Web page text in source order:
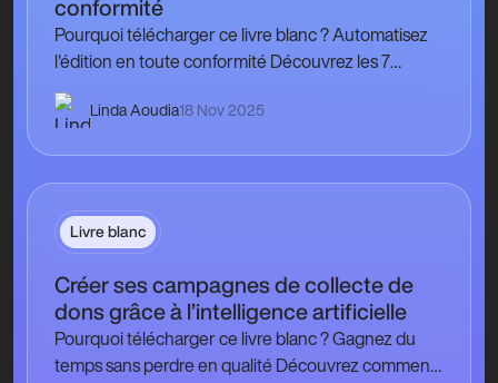
conformité
Pourquoi télécharger ce livre blanc ? Automatisez
l'édition en toute conformité Découvrez les 7
mentions obligatoires, gérez la numérotation
automatique et éditez…
Linda Aoudia18 Nov 2025
Livre blanc
Créer ses campagnes de collecte de
dons grâce à l’intelligence artificielle
Pourquoi télécharger ce livre blanc ? Gagnez du
temps sans perdre en qualité Découvrez comment